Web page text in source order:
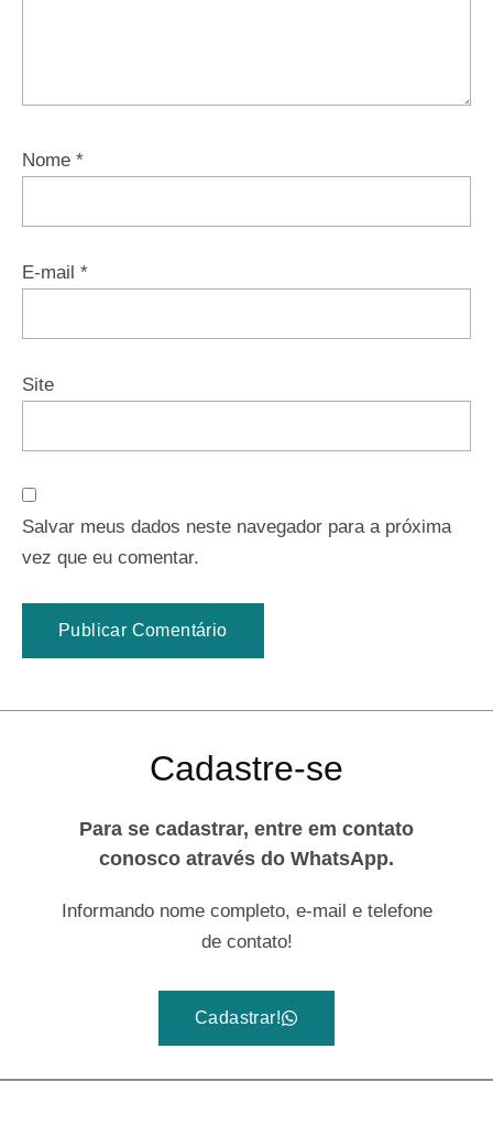
Nome *
E-mail *
Site
Salvar meus dados neste navegador para a próxima
vez que eu comentar.
Cadastre-se
Para se cadastrar, entre em contato
conosco através do WhatsApp.
Informando nome completo, e-mail e telefone
de contato!
Cadastrar!